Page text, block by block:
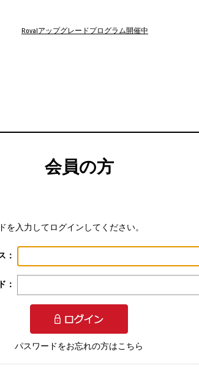
Rovalアップグレードプログラム開催中
会員の方
を入力してログインしてください。
：
：
パスワードをお忘れの方はこちら